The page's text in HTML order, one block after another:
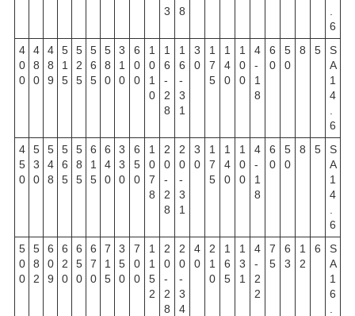
3
8
6
4
0
0
4
8
0
4
8
9
5
1
5
5
2
5
5
6
5
5
8
0
3
1
0
6
0
0
1
0
1
0
1
6
-
2
8
1
6
-
3
1
3
0
1
7
5
1
4
0
1
0
0
4
-
1
8
6
0
5
0
8 5
S
A
1
4
6
4
5
0
5
3
0
5
4
8
5
6
5
5
8
5
6
1
5
6
4
0
3
3
0
6
5
0
1
0
7
8
2
0
-
2
8
2
0
-
3
1
3
0
1
7
5
1
4
0
1
0
0
4
-
1
8
6
0
5
0
8 5
S
A
1
4
6
5
0
0
5
8
2
6
0
9
6
2
0
6
5
0
6
7
0
7
1
5
3
5
0
7
0
0
1
1
5
2
2
0
-
2
8
2
0
-
3
4
4
0
2
1
0
1
6
5
1
3
1
4
-
2
2
7
5
6
3
1
2
6
S
A
1
6